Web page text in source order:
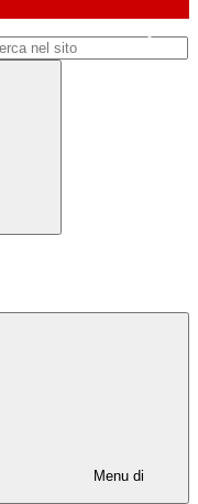
Menu di